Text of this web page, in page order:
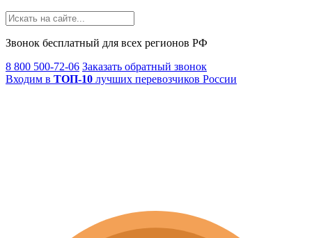
Звонок бесплатный для всех регионов РФ
8 800 500-72-06 Заказать обратный звонок
Входим в ТОП-10 лучших перевозчиков России